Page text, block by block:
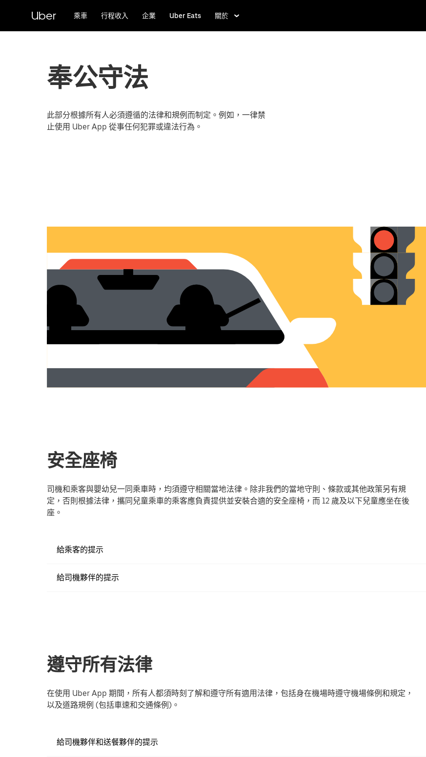
Uber 乘車 行程收入 企業 Uber Eats 關於
奉公守法
此部分根據所有人必須遵循的法律和規例而制定。例如，一律禁
止使用 Uber App 從事任何犯罪或違法行為。
安全座椅
司機和乘客與嬰幼兒一同乘車時，均須遵守相關當地法律。除非我們的當地守則、條款或其他政策另有規
定，否則根據法律，攜同兒童乘車的乘客應負責提供並安裝合適的安全座椅，而 12 歲及以下兒童應坐在後
座。
給乘客的提示
給司機夥伴的提示
遵守所有法律
在使用 Uber App 期間，所有人都須時刻了解和遵守所有適用法律，包括身在機場時遵守機場條例和規定，
以及道路規例 (包括車速和交通條例)。
給司機夥伴和送餐夥伴的提示